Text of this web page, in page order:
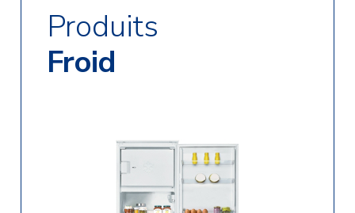
Produits
Froid